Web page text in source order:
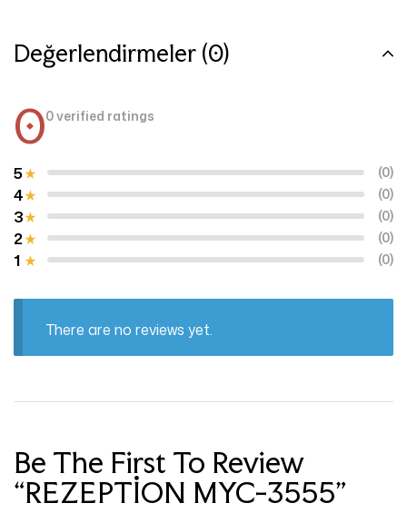
Değerlendirmeler (0)
00 verified ratings
1 (0)
2 (0)
3 (0)
4 (0)
5 (0)
There are no reviews yet.
Be The First To Review
“REZEPTİON MYC-3555”